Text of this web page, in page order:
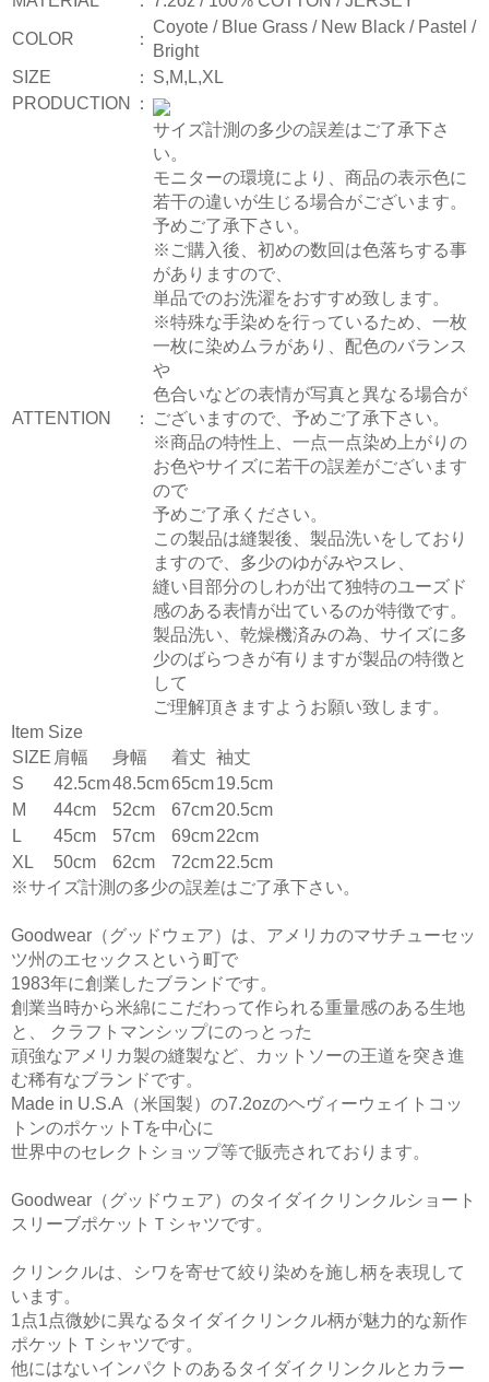
COLOR ：
Coyote / Blue Grass / New Black / Pastel /
Bright
SIZE
： S,M,L,XL
PRODUCTION
：
ATTENTION ：
サイズ計測の多少の誤差はご了承下さ
い。
モニターの環境により、商品の表示色に
若干の違いが生じる場合がございます。
予めご了承下さい。
※ご購入後、初めの数回は色落ちする事
がありますので、
単品でのお洗濯をおすすめ致します。
※特殊な手染めを行っているため、一枚
一枚に染めムラがあり、配色のバランス
や
色合いなどの表情が写真と異なる場合が
ございますので、予めご了承下さい。
※商品の特性上、一点一点染め上がりの
お色やサイズに若干の誤差がございます
ので
予めご了承ください。
この製品は縫製後、製品洗いをしており
ますので、多少のゆがみやスレ、
縫い目部分のしわが出て独特のユーズド
感のある表情が出ているのが特徴です。
製品洗い、乾燥機済みの為、サイズに多
少のばらつきが有りますが製品の特徴と
して
ご理解頂きますようお願い致します。
Item Size
SIZE 肩幅 身幅 着丈 袖丈
S
42.5cm48.5cm65cm19.5cm
M
44cm 52cm 67cm20.5cm
L
45cm 57cm 69cm22cm
XL
50cm 62cm 72cm22.5cm
※サイズ計測の多少の誤差はご了承下さい。
Goodwear（グッドウェア）は、アメリカのマサチューセッ
ツ州のエセックスという町で
1983年に創業したブランドです。
創業当時から米綿にこだわって作られる重量感のある生地
と、 クラフトマンシップにのっとった
頑強なアメリカ製の縫製など、カットソーの王道を突き進
む稀有なブランドです。
Made in U.S.A（米国製）の7.2ozのヘヴィーウェイトコッ
トンのポケットTを中心に
世界中のセレクトショップ等で販売されております。
Goodwear（グッドウェア）のタイダイクリンクルショート
スリーブポケットＴシャツです。
クリンクルは、シワを寄せて絞り染めを施し柄を表現して
います。
1点1点微妙に異なるタイダイクリンクル柄が魅力的な新作
ポケットＴシャツです。
他にはないインパクトのあるタイダイクリンクルとカラー